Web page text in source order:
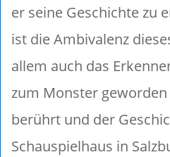
er seine Geschichte zu
ist die Ambivalenz
allem auch das
zum Monster
berührt und der
Schauspielhaus in